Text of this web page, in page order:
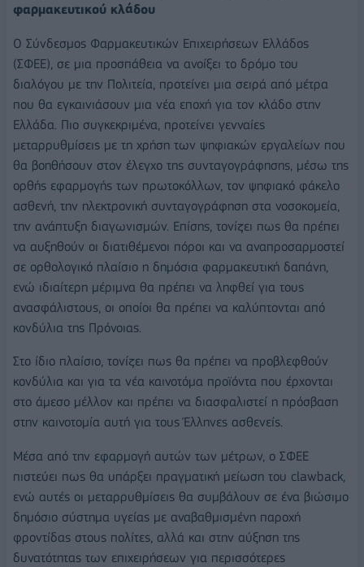
φαρμακευτικού κλάδου
Ο Σύνδεσμος Φαρμακευτικών Επιχειρήσεων Ελλάδος
(ΣΦΕΕ), σε μια προσπάθεια να ανοίξει το δρόμο του
διαλόγου με την Πολιτεία, προτείνει μια σειρά από μέτρα
που θα εγκαινιάσουν μια νέα εποχή για τον κλάδο στην
Ελλάδα. Πιο συγκεκριμένα, προτείνει γενναίες
μεταρρυθμίσεις με τη χρήση των ψηφιακών εργαλείων που
θα βοηθήσουν στον έλεγχο της συνταγογράφησης, μέσω της
ορθής εφαρμογής των πρωτοκόλλων, τον ψηφιακό φάκελο
ασθενή, την ηλεκτρονική συνταγογράφηση στα νοσοκομεία,
την ανάπτυξη διαγωνισμών. Επίσης, τονίζει πως θα πρέπει
να αυξηθούν οι διατιθέμενοι πόροι και να αναπροσαρμοστεί
σε ορθολογικό πλαίσιο η δημόσια φαρμακευτική δαπάνη,
ενώ ιδιαίτερη μέριμνα θα πρέπει να ληφθεί για τους
ανασφάλιστους, οι οποίοι θα πρέπει να καλύπτονται από
κονδύλια της Πρόνοιας.
Στο ίδιο πλαίσιο, τονίζει πως θα πρέπει να προβλεφθούν
κονδύλια και για τα νέα καινοτόμα προϊόντα που έρχονται
στο άμεσο μέλλον και πρέπει να διασφαλιστεί η πρόσβαση
στην καινοτομία αυτή για τους Έλληνες ασθενείς.
Μέσα από την εφαρμογή αυτών των μέτρων, ο ΣΦΕΕ
πιστεύει πως θα υπάρξει πραγματική μείωση του clawback,
ενώ αυτές οι μεταρρυθμίσεις θα συμβάλουν σε ένα βιώσιμο
δημόσιο σύστημα υγείας με αναβαθμισμένη παροχή
φροντίδας στους πολίτες, αλλά και στην αύξηση της
δυνατότητας των επιχειρήσεων για περισσότερες